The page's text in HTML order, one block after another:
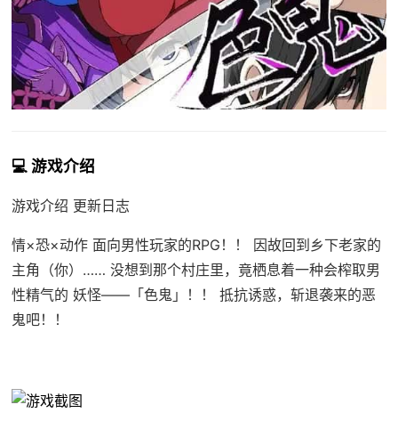
💻 游戏介绍
游戏介绍 更新日志
情×恐×动作 面向男性玩家的RPG！！ 因故回到乡下老家的
主角（你）…… 没想到那个村庄里，竟栖息着一种会榨取男
性精气的 妖怪——「色鬼」！！ 抵抗诱惑，斩退袭来的恶
鬼吧！！